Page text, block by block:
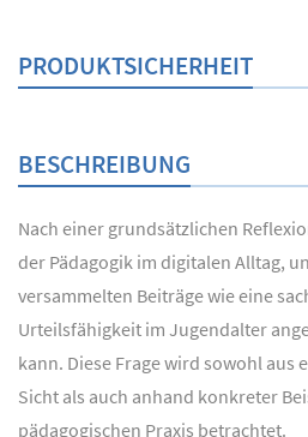
PRODUKTSICHERHEIT
BESCHREIBUNG
Nach einer grundsätzlichen
der Pädagogik im digitalen Alltag,
versammelten Beiträge wie eine
Urteilsfähigkeit im Jugendalter
kann. Diese Frage wird sowohl
Sicht als auch anhand konkreter
pädagogischen Praxis betrachtet.